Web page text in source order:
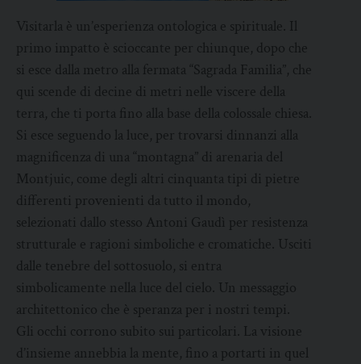
Visitarla è un’esperienza ontologica e spirituale. Il
primo impatto è scioccante per chiunque, dopo che
si esce dalla metro alla fermata “Sagrada Familia”, che
qui scende di decine di metri nelle viscere della
terra, che ti porta fino alla base della colossale chiesa.
Si esce seguendo la luce, per trovarsi dinnanzi alla
magnificenza di una “montagna” di arenaria del
Montjuic, come degli altri cinquanta tipi di pietre
differenti provenienti da tutto il mondo,
selezionati dallo stesso Antoni Gaudì per resistenza
strutturale e ragioni simboliche e cromatiche. Usciti
dalle tenebre del sottosuolo, si entra
simbolicamente nella luce del cielo. Un messaggio
architettonico che è speranza per i nostri tempi.
Gli occhi corrono subito sui particolari. La visione
d’insieme annebbia la mente, fino a portarti in quel